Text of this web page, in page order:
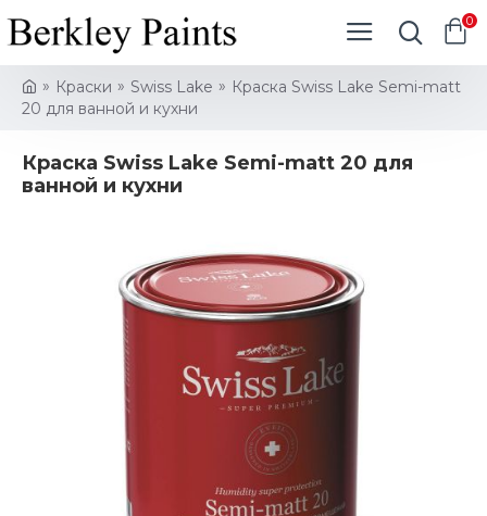
0
Краски Swiss Lake
Краска Swiss Lake Semi-matt
20 для ванной и кухни
Краска Swiss Lake Semi-matt 20 для
ванной и кухни